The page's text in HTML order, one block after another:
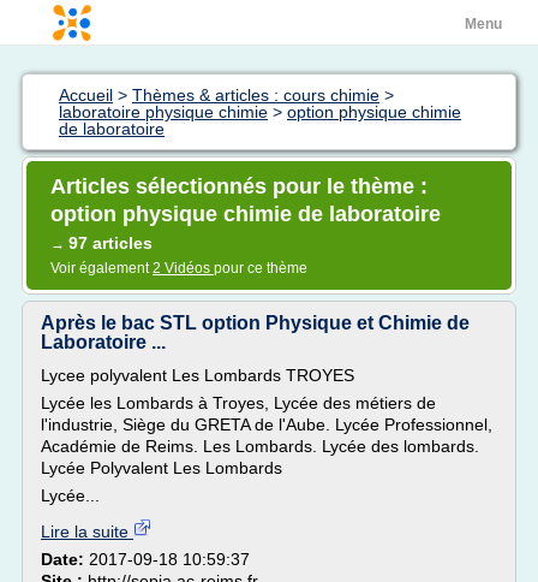
Menu
Accueil > Thèmes & articles : cours chimie >
laboratoire physique chimie > option physique chimie
de laboratoire
Articles sélectionnés pour le thème :
option physique chimie de laboratoire
→ 97 articles
Voir également2 Vidéos pour ce thème
Après le bac STL option Physique et Chimie de
Laboratoire ...
Lycee polyvalent Les Lombards TROYES
Lycée les Lombards à Troyes, Lycée des métiers de
l'industrie, Siège du GRETA de l'Aube. Lycée Professionnel,
Académie de Reims. Les Lombards. Lycée des lombards.
Lycée Polyvalent Les Lombards
Lycée...
Lire la suite
Date: 2017-09-18 10:59:37